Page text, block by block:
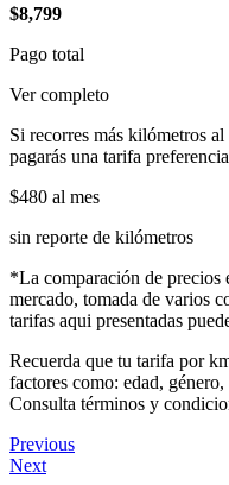
$8,799
Pago total
Ver completo
Si recorres más kilómetros
pagarás una tarifa
$480 al mes
sin reporte de kilómetros
*La comparación de precios
mercado, tomada de varios
tarifas aqui presentadas
Recuerda que tu tarifa por
factores como: edad,
Consulta términos y
Previous
Next